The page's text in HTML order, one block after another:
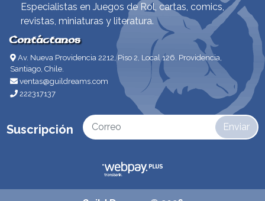
Especialistas en Juegos de Rol, cartas, comics,
revistas, miniaturas y literatura.
Contáctanos
Av. Nueva Providencia 2212, Piso 2, Local 126. Providencia,
Santiago, Chile.
ventas@guildreams.com
222317137
Suscripción Enviar